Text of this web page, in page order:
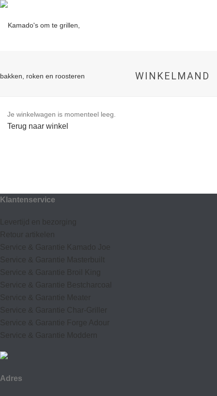
WINKELMAND
Je winkelwagen is momenteel leeg.
Terug naar winkel
Klantenservice
Levertijd en bezorging
Retour artikelen
Service & Garantie Kamado Joe
Service & Garantie Masterbuilt
Service & Garantie Broil King
Service & Garantie Bestcharcoal
Service & Garantie Meater
Service & Garantie Char-Griller
Service & Garantie Forge Adour
Service & Garantie Moddern
Adres